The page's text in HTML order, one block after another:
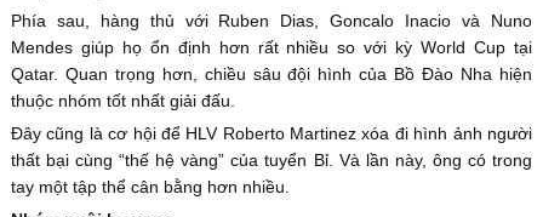
Phía sau, hàng thủ với Ruben Dias, Goncalo Inacio và Nuno
Mendes giúp họ ổn định hơn rất nhiều so với kỳ World Cup tại
Qatar. Quan trọng hơn, chiều sâu đội hình của Bồ Đào Nha hiện
thuộc nhóm tốt nhất giải đấu.
Đây cũng là cơ hội để HLV Roberto Martinez xóa đi hình ảnh người
thất bại cùng “thế hệ vàng” của tuyển Bỉ. Và lần này, ông có trong
tay một tập thể cân bằng hơn nhiều.